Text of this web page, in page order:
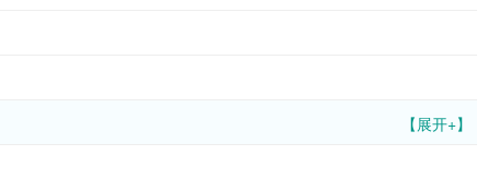
【展开+】